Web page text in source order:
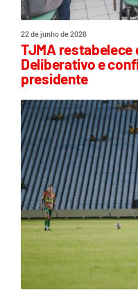
22 de junho de 2026
TJMA restabelece
Deliberativo e
presidente